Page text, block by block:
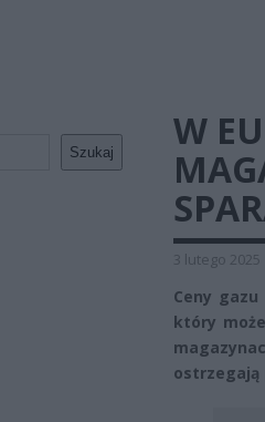
Szukaj
W
3 lutego 2025
Ceny
który
ostrzegają